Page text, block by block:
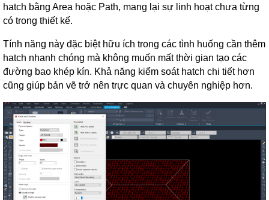
hatch bằng Area hoặc Path, mang lại sự linh hoạt chưa từng
có trong thiết kế.
Tính năng này đặc biệt hữu ích trong các tình huống cần thêm
hatch nhanh chóng mà không muốn mất thời gian tạo các
đường bao khép kín. Khả năng kiểm soát hatch chi tiết hơn
cũng giúp bản vẽ trở nên trực quan và chuyên nghiệp hơn.